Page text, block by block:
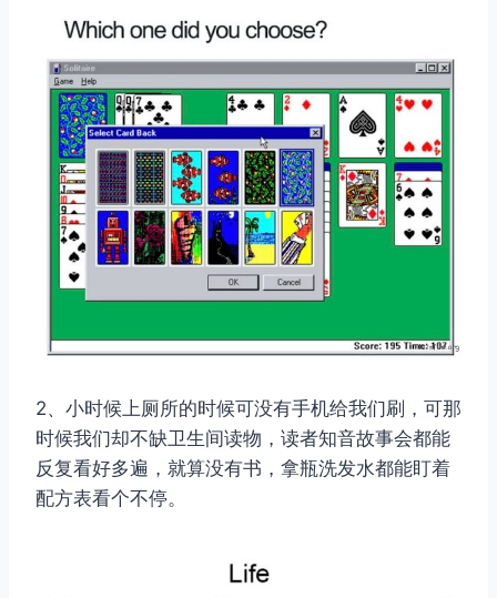
2、小时候上厕所的时候可没有手机给我们刷，可那
时候我们却不缺卫生间读物，读者知音故事会都能
反复看好多遍，就算没有书，拿瓶洗发水都能盯着
配方表看个不停。